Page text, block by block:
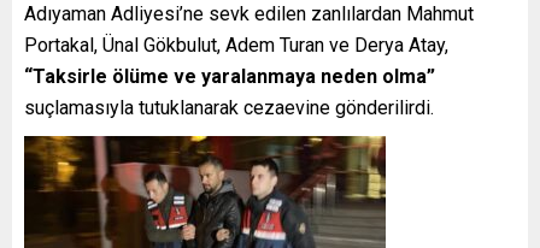
Adıyaman Adliyesi’ne sevk edilen zanlılardan Mahmut
Portakal, Ünal Gökbulut, Adem Turan ve Derya Atay,
“Taksirle ölüme ve yaralanmaya neden olma”
suçlamasıyla tutuklanarak cezaevine gönderilirdi.